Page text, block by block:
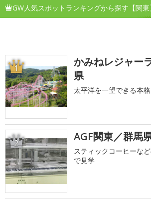
GW人気スポットランキングから探す【関東
1
かみねレジャー
県
太平洋を一望できる本
2 AGF関東／群馬
スティックコーヒーな
で見学